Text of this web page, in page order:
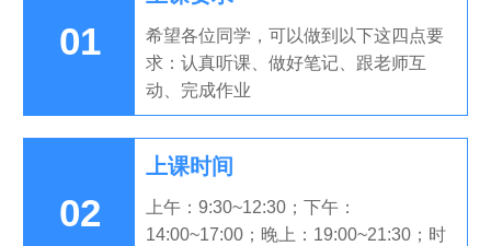
01
希望各位同学，可以做到以下这四点要
求：认真听课、做好笔记、跟老师互
动、完成作业
02
上课时间
上午：9:30~12:30；下午：
14:00~17:00；晚上：19:00~21:30；时